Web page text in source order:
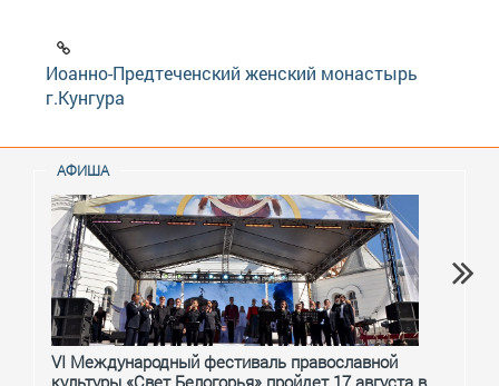
Иоанно-Предтеченский женский монастырь
г.Кунгура
АФИША
VI Международный фестиваль православной
культуры «Свет Белогорья» пройдет 17 августа в